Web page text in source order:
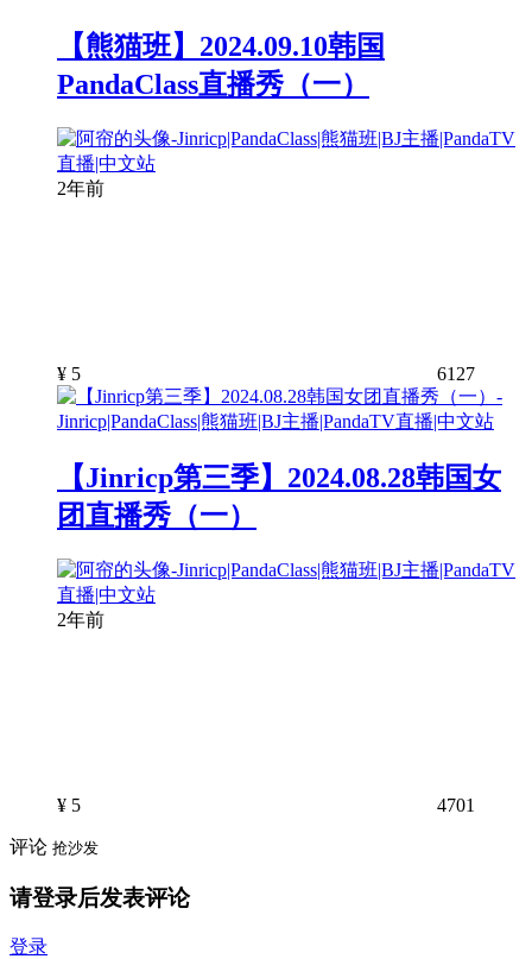
【熊猫班】2024.09.10韩国
PandaClass直播秀（一）
2年前
¥ 5 6127
【Jinricp第三季】2024.08.28韩国女
团直播秀（一）
2年前
¥ 5 4701
评论 抢沙发
请登录后发表评论
登录